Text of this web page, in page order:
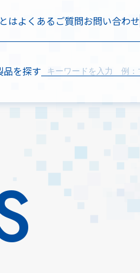
はよくあるご質問お問い合わせ
品を探す